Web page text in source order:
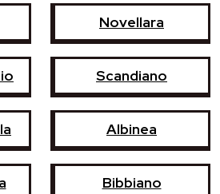
Novellara
Scandiano
Albinea
Bibbiano